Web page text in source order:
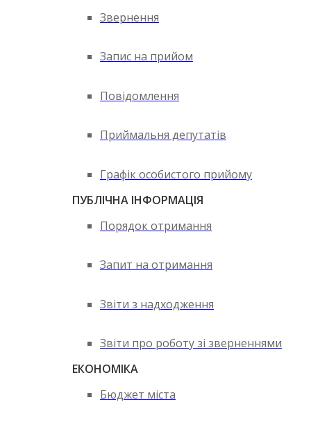
Звернення
Запис на прийом
Повідомлення
Приймальня депутатів
Графік особистого прийому
ПУБЛІЧНА ІНФОРМАЦІЯ
Порядок отримання
Запит на отримання
Звіти з надходження
Звіти про роботу зі зверненнями
ЕКОНОМІКА
Бюджет міста